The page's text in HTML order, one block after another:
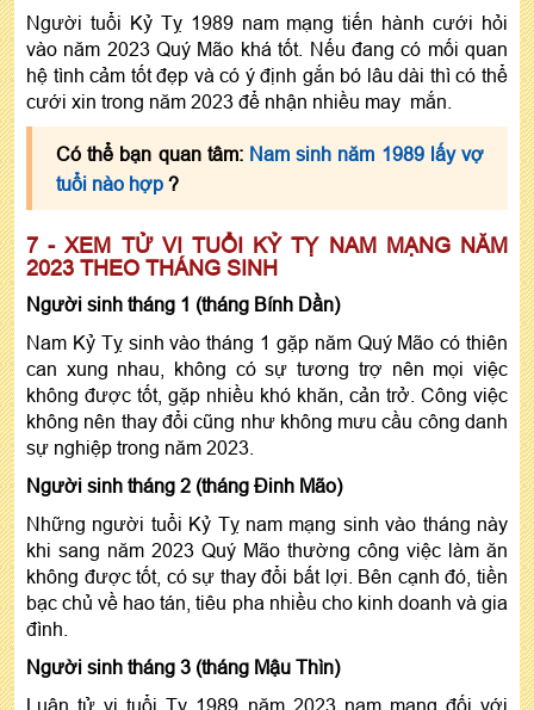
Người tuổi Kỷ Tỵ 1989 nam mạng tiến hành cưới hỏi
vào năm 2023 Quý Mão khá tốt. Nếu đang có mối quan
hệ tình cảm tốt đẹp và có ý định gắn bó lâu dài thì có thể
cưới xin trong năm 2023 để nhận nhiều may mắn.
Có thể bạn quan tâm: Nam sinh năm 1989 lấy vợ
tuổi nào hợp ?
7 - XEM TỬ VI TUỔI KỶ TỴ NAM MẠNG NĂM
2023 THEO THÁNG SINH
Người sinh tháng 1 (tháng Bính Dần)
Nam Kỷ Tỵ sinh vào tháng 1 gặp năm Quý Mão có thiên
can xung nhau, không có sự tương trợ nên mọi việc
không được tốt, gặp nhiều khó khăn, cản trở. Công việc
không nên thay đổi cũng như không mưu cầu công danh
sự nghiệp trong năm 2023.
Người sinh tháng 2 (tháng Đinh Mão)
Những người tuổi Kỷ Tỵ nam mạng sinh vào tháng này
khi sang năm 2023 Quý Mão thường công việc làm ăn
không được tốt, có sự thay đổi bất lợi. Bên cạnh đó, tiền
bạc chủ về hao tán, tiêu pha nhiều cho kinh doanh và gia
đình.
Người sinh tháng 3 (tháng Mậu Thìn)
Luận tử vi tuổi Tỵ 1989 năm 2023 nam mạng đối với